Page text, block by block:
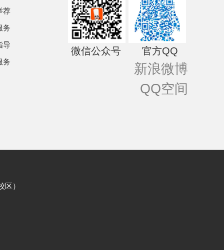
荐
务
导
务
微信公众号 官方QQ
新浪微博
QQ空间
）